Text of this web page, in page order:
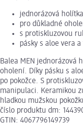
jednorázová
pro důkladné
s protiskluzovou
pásky s aloe vera
Balea MEN jednorázová
oholení. Díky pásku s
po pokožce. S
manipulaci. Keramikou
hladkou mužskou
číslo produktu dm:
GTIN: 4067796149739